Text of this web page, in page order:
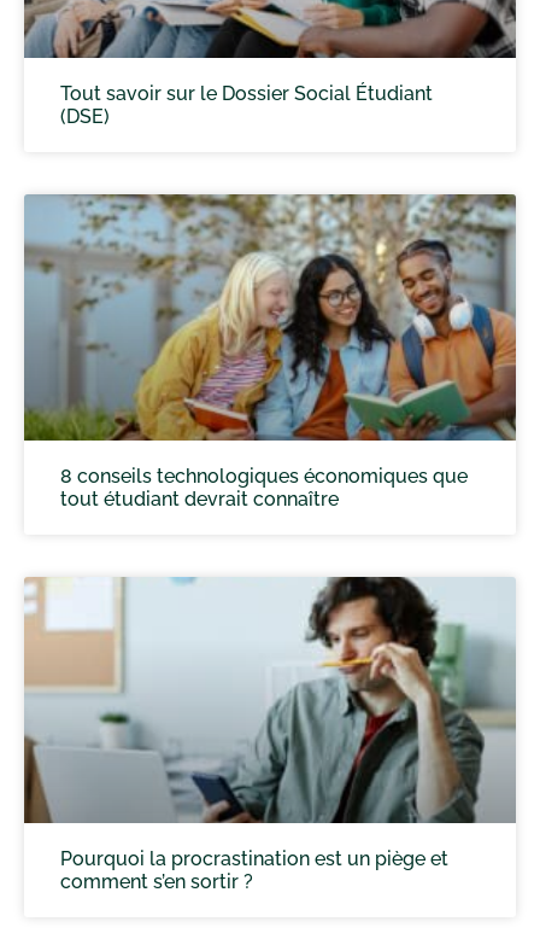
Tout savoir sur le Dossier Social Étudiant
(DSE)
8 conseils technologiques économiques que
tout étudiant devrait connaître
Pourquoi la procrastination est un piège et
comment s’en sortir ?